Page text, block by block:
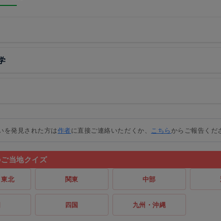
を発見された方は作者に直接ご連絡いただくか、 こちら からご報告くだ
当地クイズ
北 関東 中部
四国 九州・沖縄